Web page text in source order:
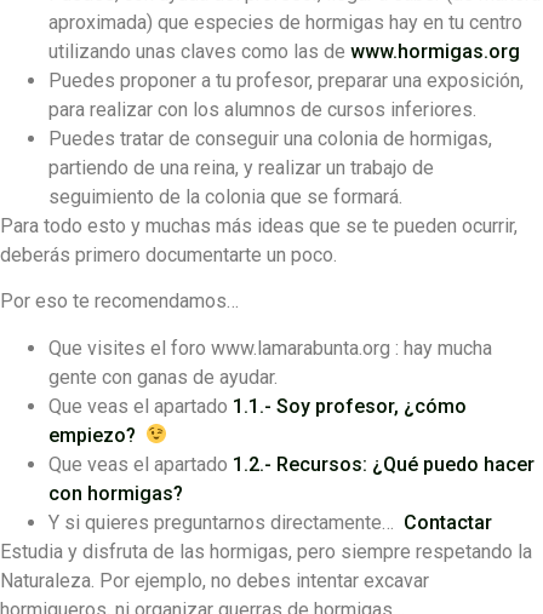
aproximada) que especies de hormigas hay en tu centro
utilizando unas claves como las de www.hormigas.org
Puedes proponer a tu profesor, preparar una exposición,
para realizar con los alumnos de cursos inferiores.
Puedes tratar de conseguir una colonia de hormigas,
partiendo de una reina, y realizar un trabajo de
seguimiento de la colonia que se formará.
Para todo esto y muchas más ideas que se te pueden ocurrir,
deberás primero documentarte un poco.
Por eso te recomendamos…
Que visites el foro www.lamarabunta.org : hay mucha
gente con ganas de ayudar.
Que veas el apartado 1.1.- Soy profesor, ¿cómo
empiezo?
Que veas el apartado 1.2.- Recursos: ¿Qué puedo hacer
con hormigas?
Y si quieres preguntarnos directamente… Contactar
Estudia y disfruta de las hormigas, pero siempre respetando la
Naturaleza. Por ejemplo, no debes intentar excavar